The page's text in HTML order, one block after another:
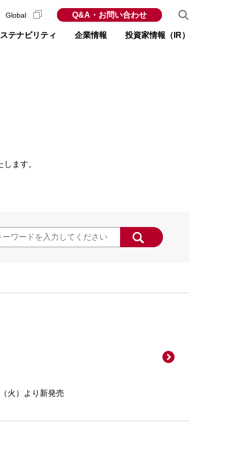
テナビリティ 企業情報 投資家情報（IR）
Global Q&A・お問い合わせ
ます。
火）より新発売